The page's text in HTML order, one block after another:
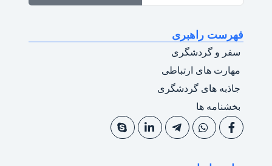
فهرست راهبری
سفر و گردشگری
مهارت های ارتباطی
جاذبه های گردشگری
بخشنامه ها